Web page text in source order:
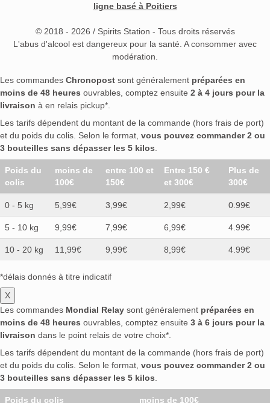
ligne basé à Poitiers
© 2018 - 2026 / Spirits Station - Tous droits réservés
L'abus d'alcool est dangereux pour la santé. A consommer avec
modération.
Les commandes Chronopost sont généralement préparées en
moins de 48 heures ouvrables, comptez ensuite 2 à 4 jours pour la
livraison à en relais pickup*.
Les tarifs dépendent du montant de la commande (hors frais de port)
et du poids du colis. Selon le format, vous pouvez commander 2 ou
3 bouteilles sans dépasser les 5 kilos
Poids du
colis
moins de
100€
entre 100 et
150€
Entre 150 €
et 300€
Plus de
300€
0 - 5 kg 5,99€ 3,99€ 2,99€ 0.99€
5 - 10 kg 9,99€ 7,99€ 6,99€ 4.99€
10 - 20 kg 11,99€ 9,99€ 8,99€ 4.99€
*délais donnés à titre indicatif
X
Les commandes Mondial Relay sont généralement préparées en
moins de 48 heures ouvrables, comptez ensuite 3 à 6 jours pour la
livraison dans le point relais de votre choix*.
Les tarifs dépendent du montant de la commande (hors frais de port)
et du poids du colis. Selon le format, vous pouvez commander 2 ou
3 bouteilles sans dépasser les 5 kilos
Poids du colis moins de 100€